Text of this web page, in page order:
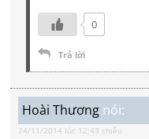
0
Trả lời
Hoài Thương nói:
24/11/2014 lúc 12:43 chiều